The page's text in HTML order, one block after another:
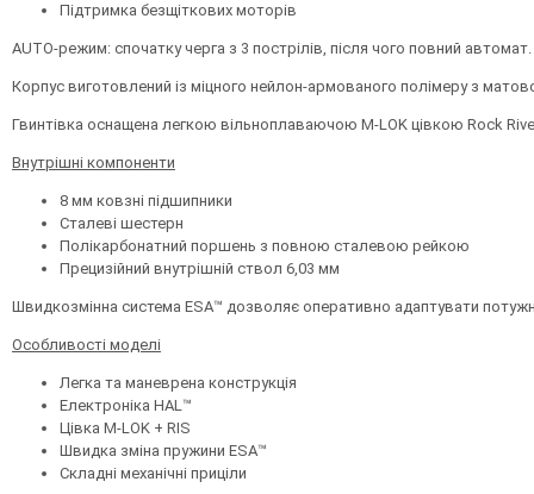
Підтримка безщіткових моторів
AUTO-режим: спочатку черга з 3 пострілів, після чого повний автомат.
Корпус виготовлений із міцного нейлон-армованого полімеру з
Гвинтівка оснащена легкою вільноплаваючою M-LOK цівкою Rock
Внутрішні компоненти
8 мм ковзні підшипники
Сталеві шестерн
Полікарбонатний поршень з повною сталевою рейкою
Прецизійний внутрішній ствол 6,03 мм
Швидкозмінна система ESA™ дозволяє оперативно адаптувати
Особливості моделі
Легка та маневрена конструкція
Електроніка HAL™
Цівка M-LOK + RIS
Швидка зміна пружини ESA™
Складні механічні приціли